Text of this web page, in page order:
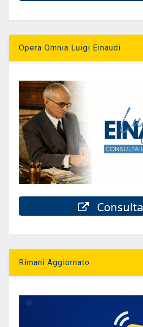
Opera Omnia Luigi Einaudi
Consulta
Rimani Aggiornato